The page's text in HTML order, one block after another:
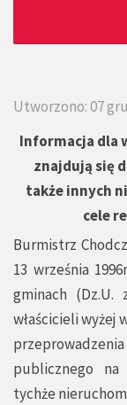
Utworzono: 07
Informacja dla
znajdują się
także innych
cele
Burmistrz
13 września
gminach
właścicieli wyżej
publicznego
tychże